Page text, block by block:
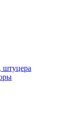
штуцера